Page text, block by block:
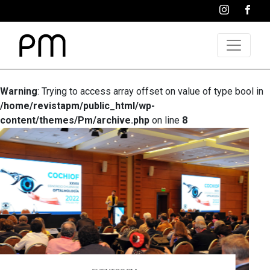
Warning: Trying to access array offset on value of type bool in
/home/revistapm/public_html/wp-
content/themes/Pm/archive.php on line 8